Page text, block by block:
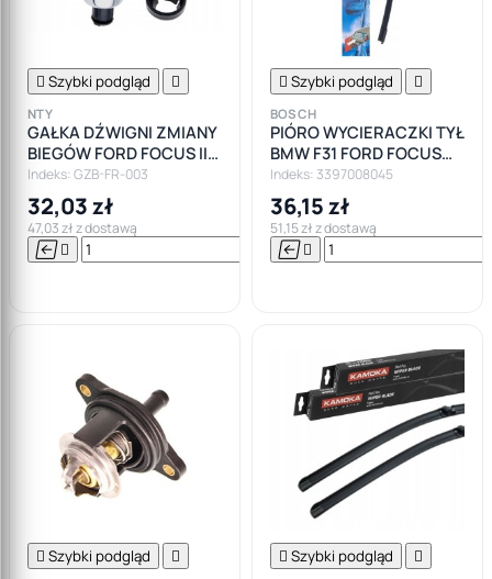
 Szybki podgląd 
NTY
GAŁKA DŹWIGNI ZMIANY
BIEGÓW FORD FOCUS II
III KUGA MONDEO IV S-
MAX C-MAX 5B
Indeks: GZB-FR-003
32,03 zł
47,03 zł z dostawą
  

 Szybki podgląd 
BOSCH
PIÓRO WYCIERACZKI TYŁ
BMW F31 FORD FOCUS
KUGA VW PASSAT B6 B7
BOSCH
Indeks: 3397008045
36,15 zł
51,15 zł z dostawą
 
 Szybki podgląd   Szybki podgląd 